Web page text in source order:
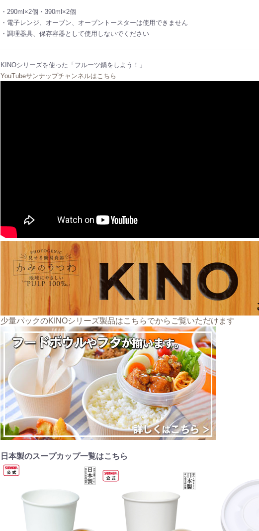
・290ml×2個・390ml×2個
・電子レンジ、オーブン、オーブントースターは使用できません
・調理器具、保存容器として使用しないでください
KINOシリーズを使った「フルーツ鍋をしよう！」
YouTubeサンナップチャンネルはこちら
少量パックのKINOシリーズ製品はこちらでからご覧いただけます
日本製のスープカップ一覧はこちら